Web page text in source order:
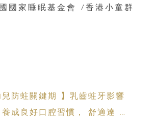
國家睡眠基金會 /香港小童群
兒防蛀關鍵期 】乳齒蛀牙影響
良好口腔習慣， 舒適達 強